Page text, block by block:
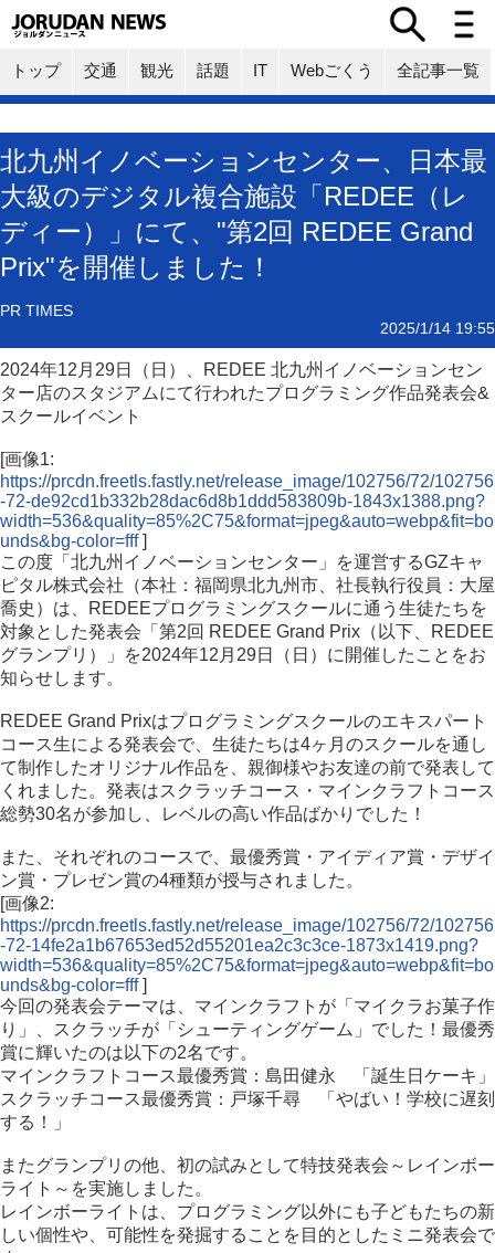
トップ 交通 観光 話題 IT Webごくう 全記事一覧
北九州イノベーションセンター、日本最
大級のデジタル複合施設「REDEE（レ
ディー）」にて、"第2回 REDEE Grand
Prix"を開催しました！
PR TIMES
2025/1/14 19:55
2024年12月29日（日）、REDEE 北九州イノベーションセン
ター店のスタジアムにて行われたプログラミング作品発表会&
スクールイベント
[画像1:
https://prcdn.freetls.fastly.net/release_image/102756/72/102756
-72-de92cd1b332b28dac6d8b1ddd583809b-1843x1388.png?
width=536&quality=85%2C75&format=jpeg&auto=webp&fit=bo
unds&bg-color=fff]
この度「北九州イノベーションセンター」を運営するGZキャ
ピタル株式会社（本社：福岡県北九州市、社長執行役員：大屋
喬史）は、REDEEプログラミングスクールに通う生徒たちを
対象とした発表会「第2回 REDEE Grand Prix（以下、REDEE
グランプリ）」を2024年12月29日（日）に開催したことをお
知らせします。
REDEE Grand Prixはプログラミングスクールのエキスパート
コース生による発表会で、生徒たちは4ヶ月のスクールを通し
て制作したオリジナル作品を、親御様やお友達の前で発表して
くれました。発表はスクラッチコース・マインクラフトコース
総勢30名が参加し、レベルの高い作品ばかりでした！
また、それぞれのコースで、最優秀賞・アイディア賞・デザイ
ン賞・プレゼン賞の4種類が授与されました。
[画像2:
https://prcdn.freetls.fastly.net/release_image/102756/72/102756
-72-14fe2a1b67653ed52d55201ea2c3c3ce-1873x1419.png?
width=536&quality=85%2C75&format=jpeg&auto=webp&fit=bo
unds&bg-color=fff]
今回の発表会テーマは、マインクラフトが「マイクラお菓子作
り」、スクラッチが「シューティングゲーム」でした！最優秀
賞に輝いたのは以下の2名です。
マインクラフトコース最優秀賞：島田健永 「誕生日ケーキ」
スクラッチコース最優秀賞：戸塚千尋 「やばい！学校に遅刻
する！」
またグランプリの他、初の試みとして特技発表会～レインボー
ライト～を実施しました。
レインボーライトは、プログラミング以外にも子どもたちの新
しい個性や、可能性を発掘することを目的としたミニ発表会で